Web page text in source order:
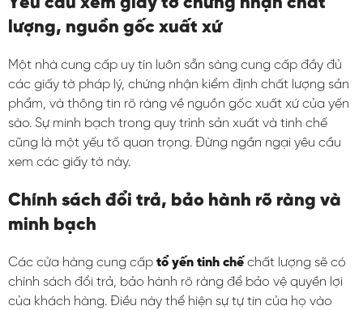
lượng, nguồn gốc xuất xứ
Một nhà cung cấp uy tín luôn sẵn sàng cung cấp đầy đủ
các giấy tờ pháp lý, chứng nhận kiểm định chất lượng sản
phẩm, và thông tin rõ ràng về nguồn gốc xuất xứ của yến
sào. Sự minh bạch trong quy trình sản xuất và tinh chế
cũng là một yếu tố quan trọng. Đừng ngần ngại yêu cầu
xem các giấy tờ này.
Chính sách đổi trả, bảo hành rõ ràng và
minh bạch
Các cửa hàng cung cấp tổ yến tinh chế chất lượng sẽ có
chính sách đổi trả, bảo hành rõ ràng để bảo vệ quyền lợi
của khách hàng. Điều này thể hiện sự tự tin của họ vào